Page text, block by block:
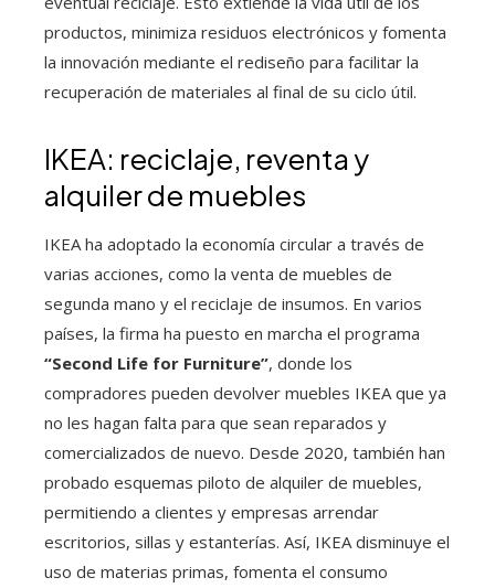
productos, minimiza residuos electrónicos y fomenta
la innovación mediante el rediseño para facilitar la
recuperación de materiales al final de su ciclo útil.
IKEA: reciclaje, reventa y
alquiler de muebles
IKEA ha adoptado la economía circular a través de
varias acciones, como la venta de muebles de
segunda mano y el reciclaje de insumos. En varios
países, la firma ha puesto en marcha el programa
“Second Life for Furniture”, donde los
compradores pueden devolver muebles IKEA que ya
no les hagan falta para que sean reparados y
comercializados de nuevo. Desde 2020, también han
probado esquemas piloto de alquiler de muebles,
permitiendo a clientes y empresas arrendar
escritorios, sillas y estanterías. Así, IKEA disminuye el
uso de materias primas, fomenta el consumo